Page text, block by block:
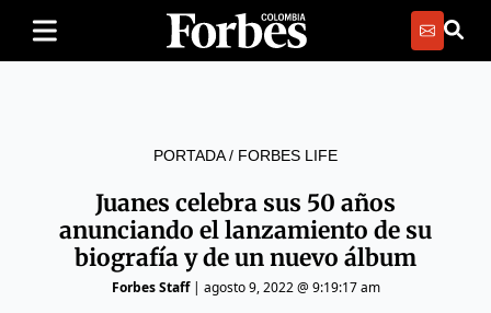
PORTADA/ FORBES LIFE
Juanes celebra sus 50 años
anunciando el lanzamiento de su
biografía y de un nuevo álbum
Forbes Staff| agosto 9, 2022 @ 9:19:17 am